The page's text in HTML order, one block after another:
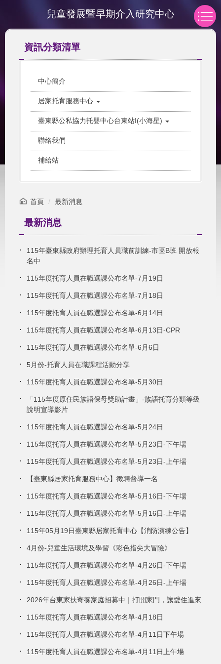
主
兒童發展暨早期介入研究中心
資訊分類清單
中心簡介
居家托育服務中心
臺東縣公私協力托嬰中心台東站I(小海星)
聯絡我們
補給站
首頁 最新消息
最新消息
115年臺東縣政府辦理托育人員職前訓練-市區B班 開放報
名中
115年度托育人員在職選課公布名單-7月19日
115年度托育人員在職選課公布名單-7月18日
115年度托育人員在職選課公布名單-6月14日
115年度托育人員在職選課公布名單-6月13日-CPR
115年度托育人員在職選課公布名單-6月6日
5月份-托育人員在職課程活動分享
115年度托育人員在職選課公布名單-5月30日
「115年度原住民族語保母獎助計畫」-族語托育分類等級
說明宣導影片
115年度托育人員在職選課公布名單-5月24日
115年度托育人員在職選課公布名單-5月23日-下午場
115年度托育人員在職選課公布名單-5月23日-上午場
【臺東縣居家托育服務中心】徵聘督導一名
115年度托育人員在職選課公布名單-5月16日-下午場
115年度托育人員在職選課公布名單-5月16日-上午場
115年05月19日臺東縣居家托育中心【消防演練公告】
4月份-兒童生活環境及學習《彩色指尖大冒險》
115年度托育人員在職選課公布名單-4月26日-下午場
115年度托育人員在職選課公布名單-4月26日-上午場
2026年台東家扶寄養家庭招募中｜打開家門，讓愛住進來
115年度托育人員在職選課公布名單-4月18日
115年度托育人員在職選課公布名單-4月11日下午場
115年度托育人員在職選課公布名單-4月11日上午場